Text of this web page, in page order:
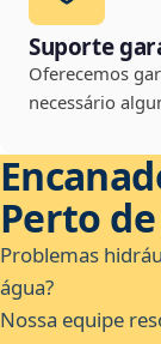
Suporte
Oferecemos
necessário
Perto
Problemas
água?
Nossa equipe